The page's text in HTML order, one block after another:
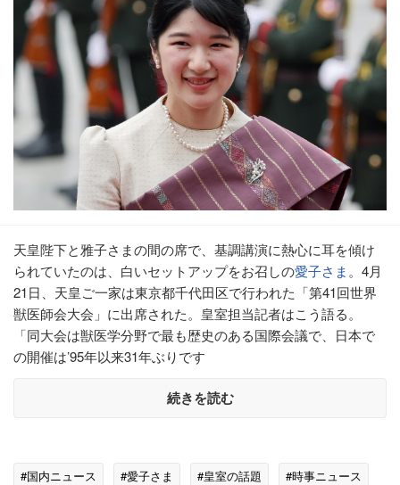
天皇陛下と雅子さまの間の席で、基調講演に熱心に耳を傾け
られていたのは、白いセットアップをお召しの愛子さま 。4月
21日、天皇ご一家は東京都千代田区で行われた「第41回世界
獣医師会大会」に出席された。皇室担当記者はこう語る。
「同大会は獣医学分野で最も歴史のある国際会議で、日本で
の開催は’95年以来31年ぶりです
続きを読む
#国内ニュース #愛子さま #皇室の話題 #時事ニュース